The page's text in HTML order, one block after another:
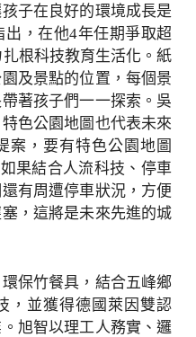
子在良好的環境成長是
，在他4年任期爭取超
根科技教育生活化。紙
及景點的位置，每個景
著孩子們一一探索。吳
色公園地圖也代表未來
案，要有特色公園地圖
果結合人流科技、停車
有周遭停車狀況，方便
，這將是未來先進的城
保竹餐具，結合五峰鄉
，並獲得德國萊因雙認
旭智以理工人務實、邏